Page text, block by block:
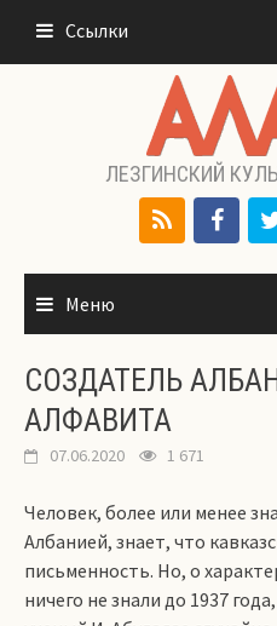
содержимому
Ссылки
ЛЕЗГИНСКИЙ
Меню
СОЗДАТЕЛЬ
АЛФАВИТА
07.06.2020 1 671
Человек, более или менее
Албанией, знает, что
письменность. Но, о
ничего не знали до 1937